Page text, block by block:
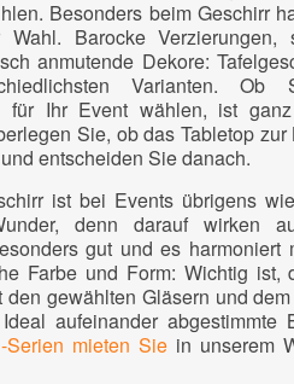
Besonders beim Geschirr
Barocke Verzierungen,
anmutende Dekore:
Varianten. Ob
für Ihr Event wählen, ist
Sie, ob das Tabletop zur
entscheiden Sie danach.
ist bei Events übrigens
denn darauf wirken
gut und es harmoniert
Farbe und Form: Wichtig ist,
den gewählten Gläsern und
aufeinander abgestimmte
Serien mieten Siein unserem